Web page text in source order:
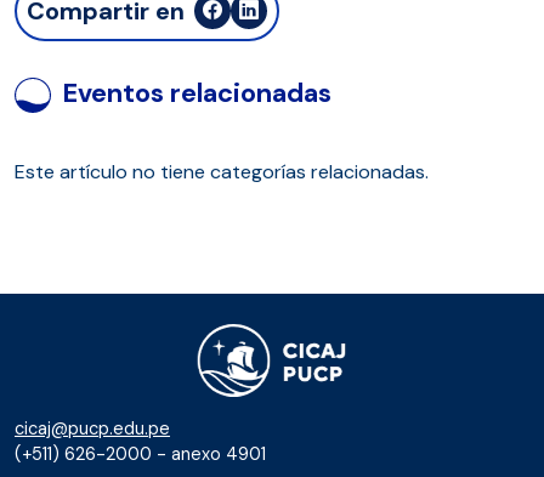
Compartir en
Eventos relacionadas
Este artículo no tiene categorías relacionadas.
cicaj@pucp.edu.pe
(+511) 626-2000 - anexo 4901